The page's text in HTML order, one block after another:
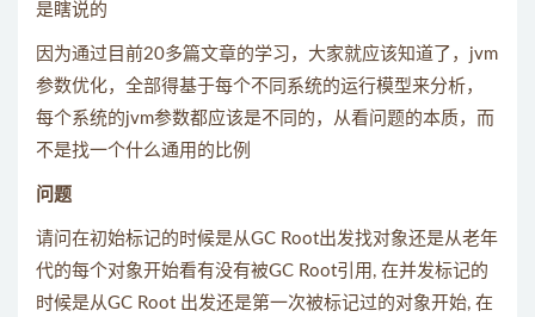
是瞎说的
因为通过目前20多篇文章的学习，大家就应该知道了，jvm
参数优化，全部得基于每个不同系统的运行模型来分析，
每个系统的jvm参数都应该是不同的，从看问题的本质，而
不是找一个什么通用的比例
问题
请问在初始标记的时候是从GC Root出发找对象还是从老年
代的每个对象开始看有没有被GC Root引用, 在并发标记的
时候是从GC Root 出发还是第一次被标记过的对象开始, 在